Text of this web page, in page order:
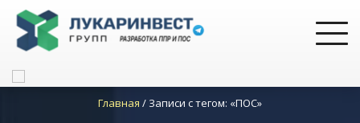
Главная / Записи с тегом: «ПОС»